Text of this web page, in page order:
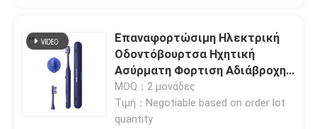
Επαναφορτώσιμη Ηλεκτρική
Οδοντόβουρτσα Ηχητική
Ασύρματη Φορτιση Αδιάβροχη
Οδοντόβουρτσα Ηλεκτρική
MOQ：2 μονάδες
Τιμή：Negotiable based on order lot
quantity